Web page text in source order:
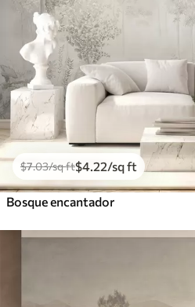
$7.03/sq ft$4 .22/sq ft
Bosque encantador